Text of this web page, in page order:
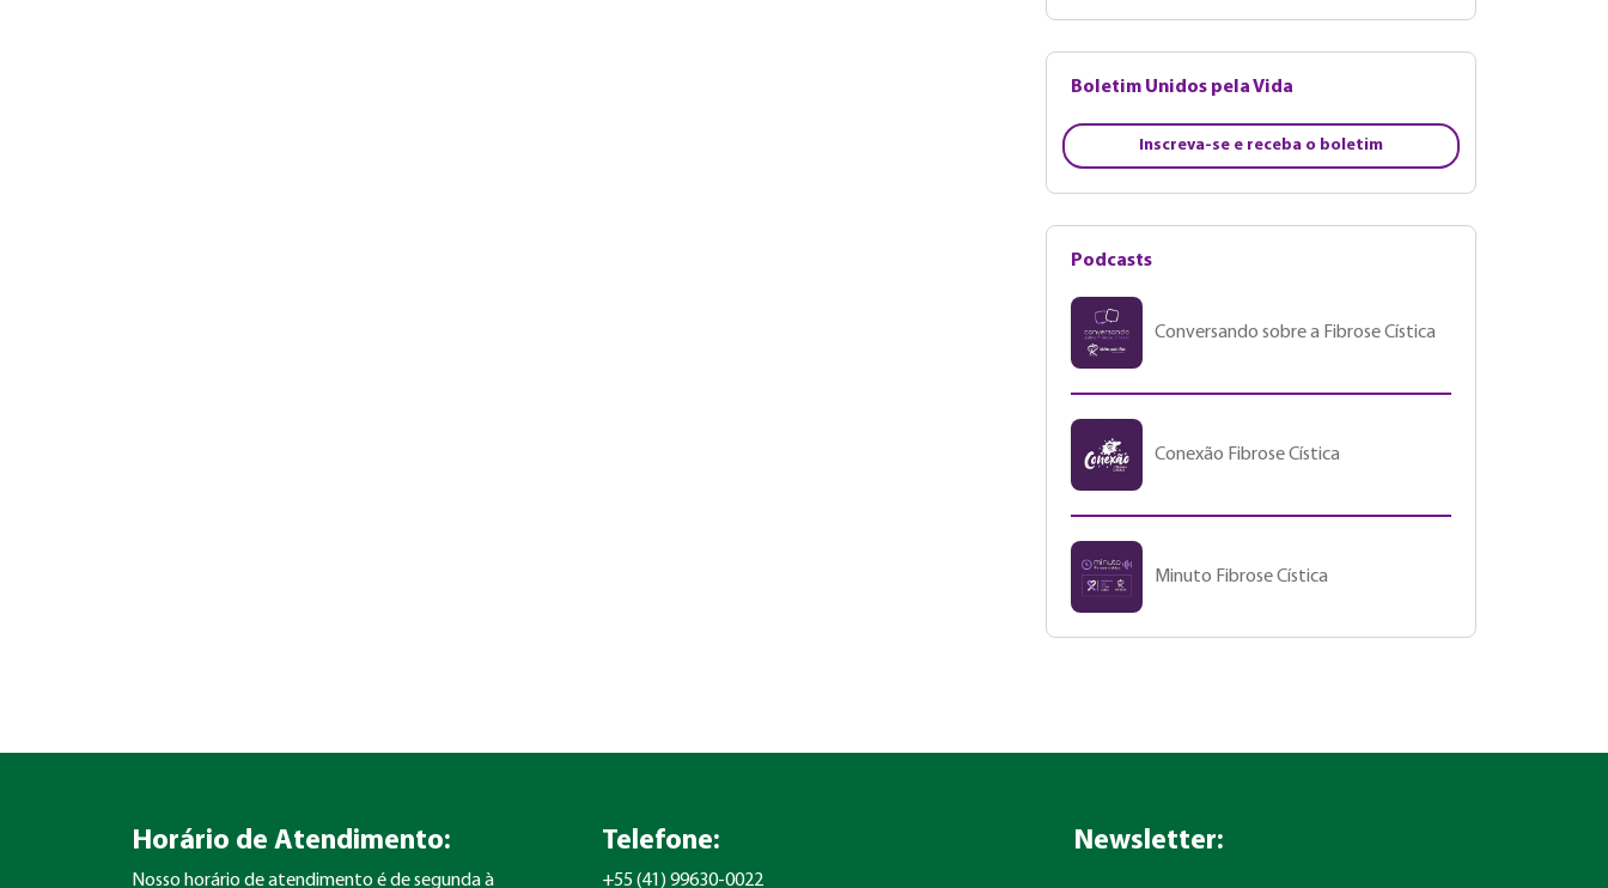
Boletim Unidos pela Vida
Inscreva-se e receba o boletim
Podcasts
Conversando sobre a Fibrose Cística
Conexão Fibrose Cística
Minuto Fibrose Cística
Horário de Atendimento:
Nosso horário de atendimento é de segunda à
Telefone:
+55 (41) 99630-0022
Newsletter: